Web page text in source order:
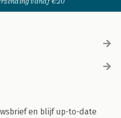
en blijf up-to-date